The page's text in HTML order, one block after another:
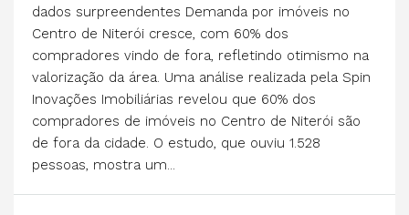
dados surpreendentes Demanda por imóveis no
Centro de Niterói cresce, com 60% dos
compradores vindo de fora, refletindo otimismo na
valorização da área. Uma análise realizada pela Spin
Inovações Imobiliárias revelou que 60% dos
compradores de imóveis no Centro de Niterói são
de fora da cidade. O estudo, que ouviu 1.528
pessoas, mostra um...